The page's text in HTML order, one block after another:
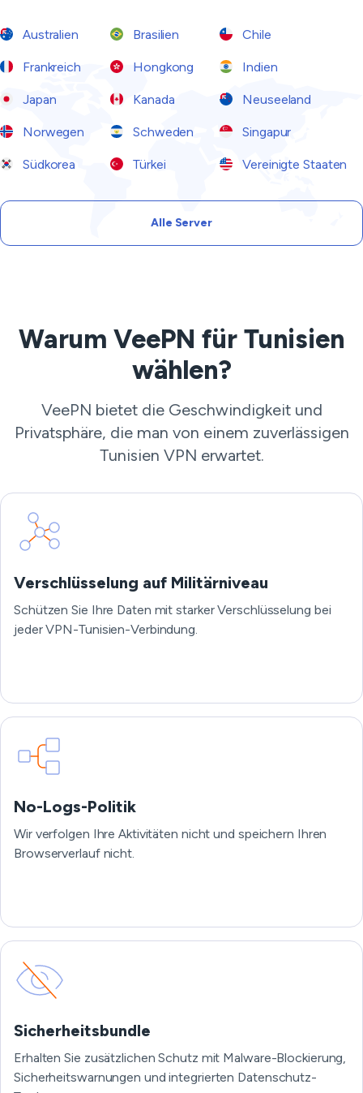
Australien Brasilien Chile
Frankreich Hongkong Indien
Japan Kanada Neuseeland
Norwegen Schweden Singapur
Südkorea Türkei Vereinigte Staaten
Alle Server
Warum VeePN für Tunisien
wählen?
VeePN bietet die Geschwindigkeit und
Privatsphäre, die man von einem zuverlässigen
Tunisien VPN erwartet.
Verschlüsselung auf Militärniveau
Schützen Sie Ihre Daten mit starker Verschlüsselung bei
jeder VPN-Tunisien-Verbindung.
No-Logs-Politik
Wir verfolgen Ihre Aktivitäten nicht und speichern Ihren
Browserverlauf nicht.
Sicherheitsbundle
Erhalten Sie zusätzlichen Schutz mit Malware-Blockierung,
Sicherheitswarnungen und integrierten Datenschutz-